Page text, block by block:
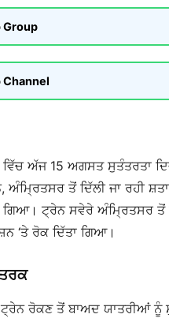
Group
ਅੱਜ 15 ਅਗਸਤ ਸੁਤੰਤਰਤਾ
ਤੋਂ ਦਿੱਲੀ ਜਾ ਰਹੀ
ਟ੍ਰੇਨ ਸਵੇਰੇ ਅੰਮ੍ਰਿਤਸਰ ਤੋਂ
‘ਤੇ ਰੋਕ ਦਿੱਤਾ ਗਿਆ।
ਟ੍ਰੇਨ ਰੋਕਣ ਤੋਂ ਬਾਅਦ ਯਾਤਰੀਆਂ